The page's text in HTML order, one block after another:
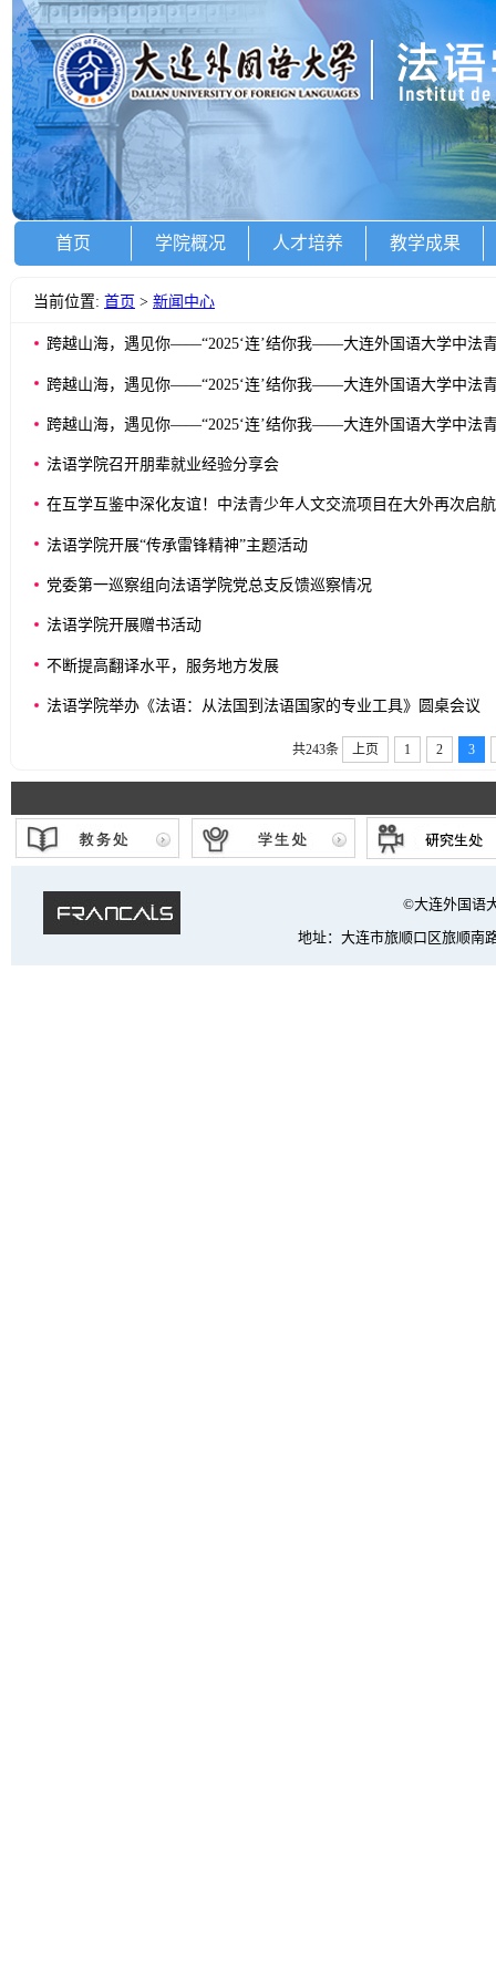
首页 学院概况 人才培养 教学成果
当前位置: 首页 > 新闻中心
跨越山海，遇见你——“2025‘连’结你我——大连外国语大学中法
跨越山海，遇见你——“2025‘连’结你我——大连外国语大学中法
跨越山海，遇见你——“2025‘连’结你我——大连外国语大学中法
法语学院召开朋辈就业经验分享会
在互学互鉴中深化友谊！中法青少年人文交流项目在大外再次启
法语学院开展“传承雷锋精神”主题活动
党委第一巡察组向法语学院党总支反馈巡察情况
法语学院开展赠书活动
不断提高翻译水平，服务地方发展
法语学院举办《法语：从法国到法语国家的专业工具》圆桌会议
共243条 上页 1 2 3
©大连外国语
地址：大连市旅顺口区旅顺南